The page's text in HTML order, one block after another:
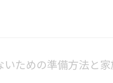
ための準備方法と